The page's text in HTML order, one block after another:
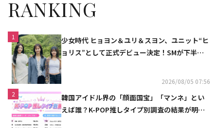
RANKING
1
少女時代 ヒョヨン＆ユリ＆スヨン、ユニット“ヒ
ョリス”として正式デビュー決定！SMが下半期
2026/08/05 07:56
2
韓国アイドル界の「顔面国宝」「マンネ」とい
えば誰？K-POP推しタイプ別調査の結果が明ら